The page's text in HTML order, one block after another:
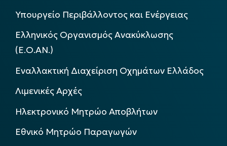
Υπουργείο Περιβάλλοντος και Ενέργειας
Ελληνικός Οργανισμός Ανακύκλωσης
(Ε.Ο.ΑΝ.)
Εναλλακτική Διαχείριση Οχημάτων Ελλάδος
Λιμενικές Αρχές
Ηλεκτρονικό Μητρώο Αποβλήτων
Εθνικό Μητρώο Παραγωγών